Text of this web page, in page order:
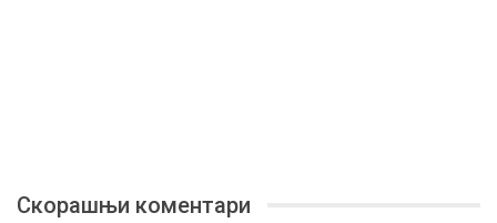
Скорашњи коментари